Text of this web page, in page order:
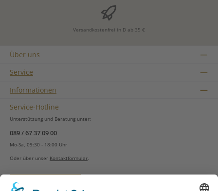
Versandkostenfrei in D ab 35 €
Über uns
Service
Informationen
Service-Hotline
Unterstützung und Beratung unter:
089 / 67 37 09 00
Mo-Sa, 09:30 - 18:00 Uhr
Oder über unser Kontaktformular
Vertrag widerrufen